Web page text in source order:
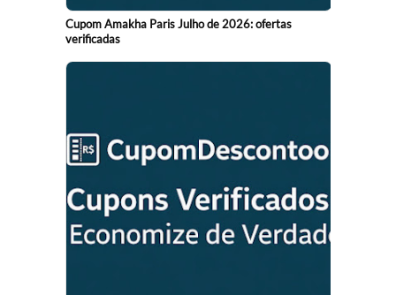
Cupom Amakha Paris Julho de 2026: ofertas
verificadas